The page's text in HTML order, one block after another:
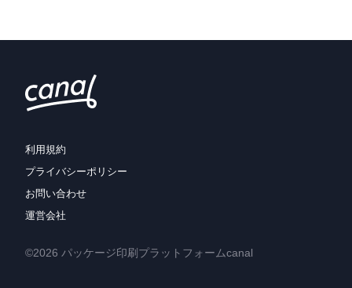
利用規約
プライバシーポリシー
お問い合わせ
運営会社
©2026 パッケージ印刷プラットフォームcanal